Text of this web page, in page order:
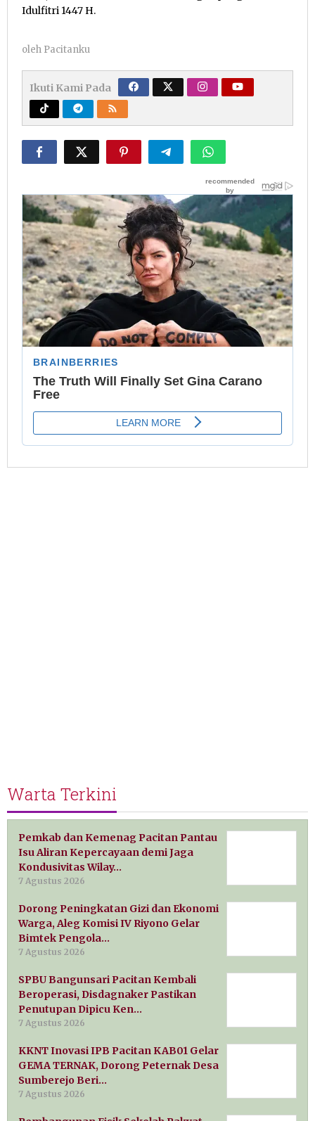
Idulfitri 1447 H.
oleh Pacitanku
Ikuti Kami Pada
Warta Terkini
Pemkab dan Kemenag Pacitan Pantau
Isu Aliran Kepercayaan demi Jaga
Kondusivitas Wilay…
7 Agustus 2026
Dorong Peningkatan Gizi dan Ekonomi
Warga, Aleg Komisi IV Riyono Gelar
Bimtek Pengola…
7 Agustus 2026
SPBU Bangunsari Pacitan Kembali
Beroperasi, Disdagnaker Pastikan
Penutupan Dipicu Ken…
7 Agustus 2026
KKNT Inovasi IPB Pacitan KAB01 Gelar
GEMA TERNAK, Dorong Peternak Desa
Sumberejo Beri…
7 Agustus 2026